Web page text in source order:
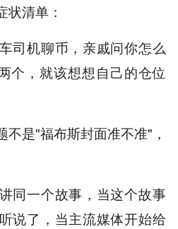
状清单：
司机聊币，亲戚问你怎么
个，就该想想自己的仓位
不是"福布斯封面准不准"，
同一个故事，当这个故事
说了，当主流媒体开始给